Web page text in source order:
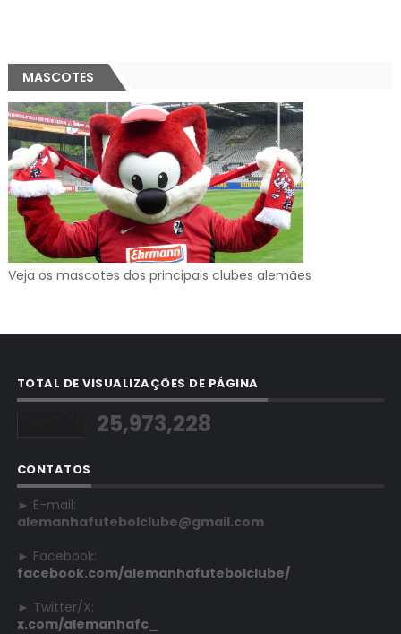
MASCOTES
Veja os mascotes dos principais clubes alemães
TOTAL DE VISUALIZAÇÕES DE PÁGINA
25,973,228
CONTATOS
► E-mail:
alemanhafutebolclube@gmail.com
► Facebook:
facebook.com/alemanhafutebolclube/
► Twitter/X:
x.com/alemanhafc_